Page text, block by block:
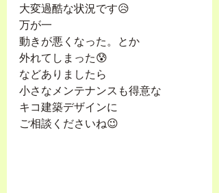
大変過酷な状況です😥
万が一
動きが悪くなった。とか
外れてしまった😰
などありましたら
小さなメンテナンスも得意な
キコ建築デザインに
ご相談くださいね😉